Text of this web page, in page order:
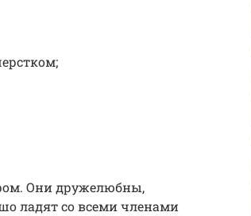
Они дружелюбны,
ладят со всеми членами